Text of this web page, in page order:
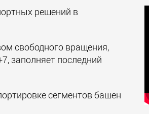
решений в
свободного вращения,
заполняет последний
сегментов башен